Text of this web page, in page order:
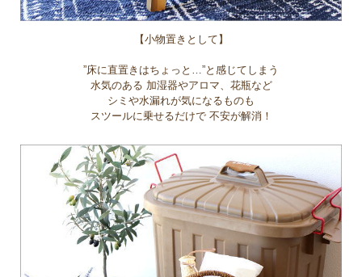
【小物置きとして】
”床に直置きはちょっと…”と感じてしまう
水気のある 加湿器やアロマ、花瓶など
シミや水漏れが気になるものも
スツールに乗せるだけで 不安が解消！